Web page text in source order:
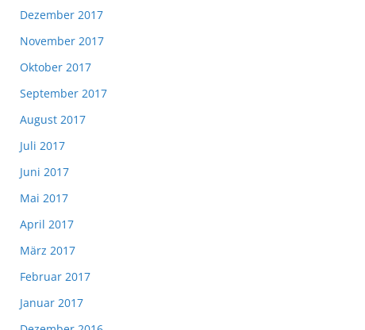
Dezember 2017
November 2017
Oktober 2017
September 2017
August 2017
Juli 2017
Juni 2017
Mai 2017
April 2017
März 2017
Februar 2017
Januar 2017